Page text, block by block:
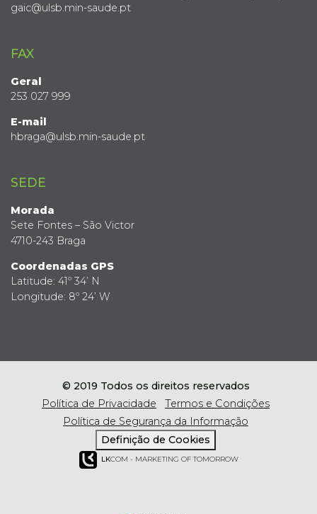
gaic@ulsb.min-saude.pt
FAX
Geral
253 027 999
E-mail
hbraga@ulsb.min-saude.pt
SEDE
Morada
Sete Fontes – São Victor
4710-243 Braga
Coordenadas GPS
Latitude: 41º 34’ N
Longitude: 8º 24’ W
© 2019 Todos os direitos reservados
Política de Privacidade
Termos e Condições
Política de Segurança da Informação
Definição de Cookies
LKCOM - MARKETING OF TOMORROW